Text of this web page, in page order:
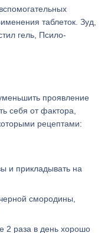
таблеток. Зуд,
гель, Псило-
проявление
себя от фактора,
рецептами:
и прикладывать на
смородины,
2 раза в день хорошо